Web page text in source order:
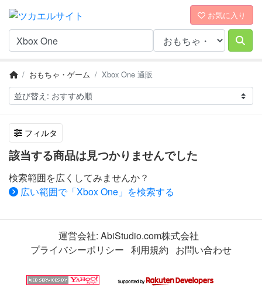
お気に入り
おもちゃ・ゲーム Xbox One 通販
フィルタ
該当する商品は見つかりませんでした
検索範囲を広くしてみませんか？
広い範囲で「Xbox One」を検索する
運営会社: AbiStudio.com株式会社
プライバシーポリシー 利用規約 お問い合わせ